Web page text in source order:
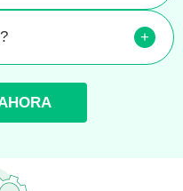
+